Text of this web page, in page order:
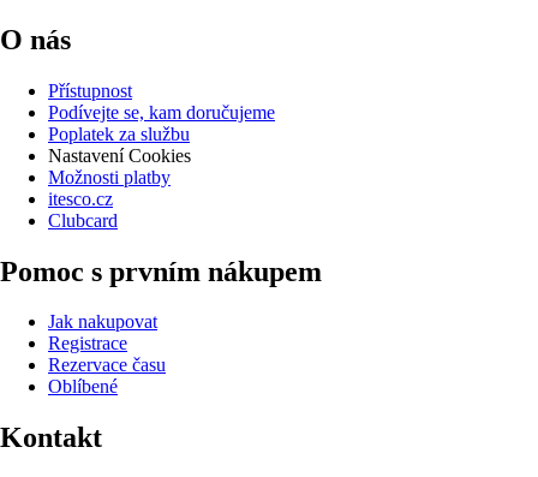
O nás
Přístupnost
Podívejte se, kam doručujeme
Poplatek za službu
Nastavení Cookies
Možnosti platby
itesco.cz
Clubcard
Pomoc s prvním nákupem
Jak nakupovat
Registrace
Rezervace času
Oblíbené
Kontakt